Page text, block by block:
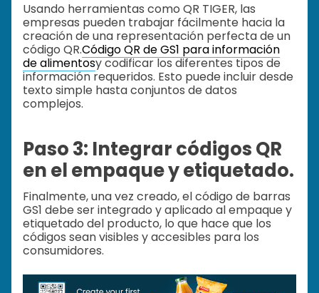
Usando herramientas como QR TIGER, las
empresas pueden trabajar fácilmente hacia la
creación de una representación perfecta de un
código QR.Código QR de GS1 para información
de alimentosy codificar los diferentes tipos de
información requeridos. Esto puede incluir desde
texto simple hasta conjuntos de datos
complejos.
Paso 3: Integrar códigos QR
en el empaque y etiquetado.
Finalmente, una vez creado, el código de barras
GS1 debe ser integrado y aplicado al empaque y
etiquetado del producto, lo que hace que los
códigos sean visibles y accesibles para los
consumidores.